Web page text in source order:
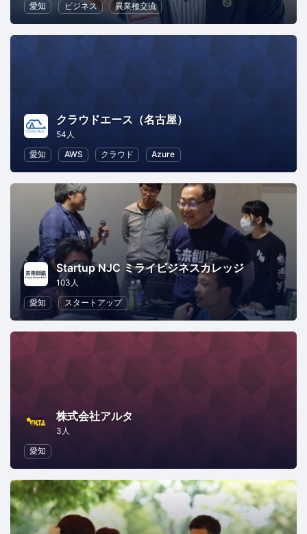
愛知
ビジネス 異業種交流
クラウドエース（名古屋）
54人
愛知
AWS クラウド Azure
Startup NJC ミライビジネスカレッジ
103人
愛知
スタートアップ
株式会社アルタ
3人
愛知